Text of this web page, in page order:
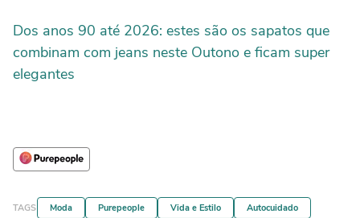
Dos anos 90 até 2026: estes são os sapatos que
combinam com jeans neste Outono e ficam super
elegantes
TAGS Moda Purepeople Vida e Estilo Autocuidado